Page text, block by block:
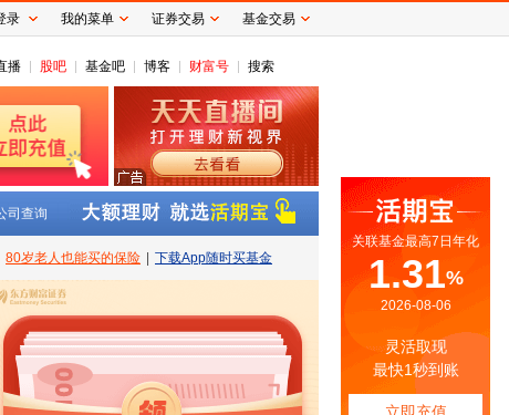
播 股吧 基金吧 博客 财富号 搜索
司查询
80岁老人也能买的保险 下载App随时买基金
录 我的菜单 证券交易 基金交易